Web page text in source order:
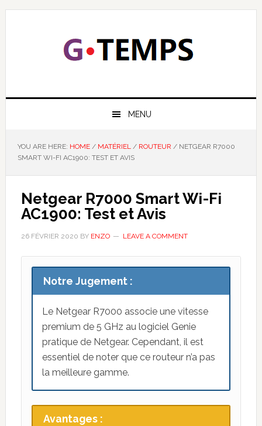
Skip
Skip
Skip
Skip
GTEMPS
MENU
YOU ARE HERE: HOME / MATÉRIEL / ROUTEUR /NETGEAR R7000
SMART WI-FI AC1900: TEST ET AVIS
Netgear R7000 Smart Wi-Fi
AC1900: Test et Avis
26 FÉVRIER 2020 BY ENZO LEAVE A COMMENT
Notre Jugement :
Le Netgear R7000 associe une vitesse
premium de 5 GHz au logiciel Genie
pratique de Netgear. Cependant, il est
essentiel de noter que ce routeur n’a pas
la meilleure gamme.
Avantages :